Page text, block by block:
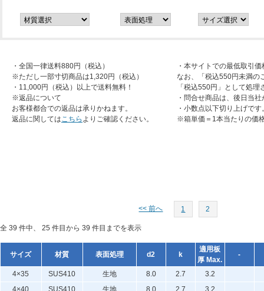
・全国一律送料880円（税込）
※ただし一部寸切商品は1,320円（税込）
・11,000円（税込）以上で送料無料！
※返品について
お客様都合での返品は承りかねます。
返品に関してはこちら よりご確認ください。
・本サイトでの最低取引
なお、「税込550円未満の
「税込550円」として処
・問合せ商品は、後日当
・小数点以下切り上げです
※箱単価＝1本当たりの価
<< 前へ 1 2
全 39 件中、 25 件目から 39 件目までを表示
サイズ 材質 表面処理 d2 k
適用板
厚 Max.
-
4×35 SUS410 生地 8.0 2.7
3.2
4×40
SUS410 生地 8.0 2.7 3.2